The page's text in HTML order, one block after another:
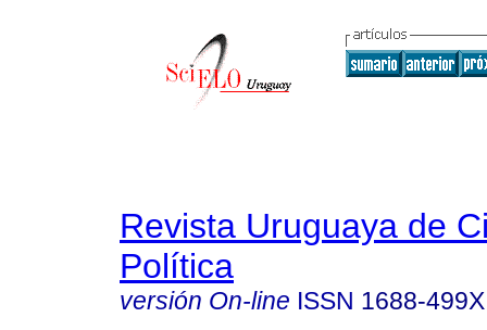
Revista Uruguaya de
Política
versión On-line ISSN 1688-499X